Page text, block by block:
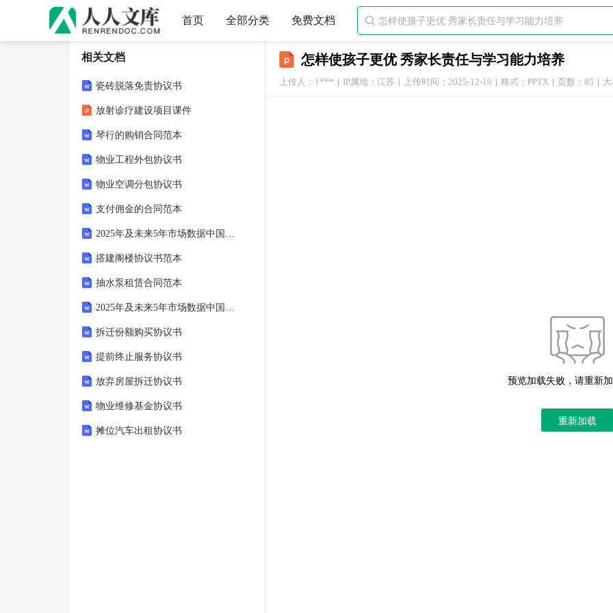
首页 全部分类 免费文档 
怎样使孩子更优 秀家长责任与学习能力培养
上传人：1*** IP属地：江苏 上传时间：2025-12-10 格式：PPTX 页数：85
预览加载失败，请重新
重新加载
相关文档
瓷砖脱落免责协议书
放射诊疗建设项目课件
琴行的购销合同范本
物业工程外包协议书
物业空调分包协议书
支付佣金的合同范本
2025年及未来5年市场数据中国互联网+加油站市场深度分析及投资战略咨询报告
搭建阁楼协议书范本
抽水泵租赁合同范本
2025年及未来5年市场数据中国草酸钴行业发展趋势及投资前景预测报告
拆迁份额购买协议书
提前终止服务协议书
放弃房屋拆迁协议书
物业维修基金协议书
摊位汽车出租协议书